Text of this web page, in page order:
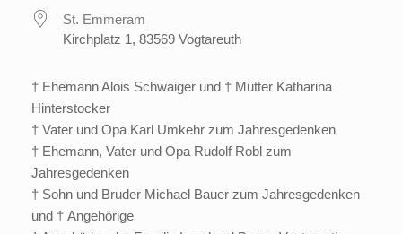
St. Emmeram
Kirchplatz 1, 83569 Vogtareuth
† Ehemann Alois Schwaiger und † Mutter Katharina
Hinterstocker
† Vater und Opa Karl Umkehr zum Jahresgedenken
† Ehemann, Vater und Opa Rudolf Robl zum
Jahresgedenken
† Sohn und Bruder Michael Bauer zum Jahresgedenken
und † Angehörige